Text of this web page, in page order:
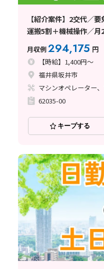
【紹介案件】2交代／
運搬5割＋機械操作／月
月収例294,175 円
【時給】1,400円～
福井県坂井市
マシンオペレーター
62035-00
キープする